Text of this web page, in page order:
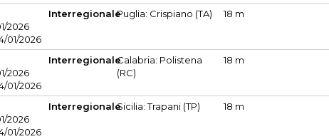
2026
01/2026
InterregionalePuglia: Crispiano (TA) 18 m
2026
01/2026
InterregionaleCalabria: Polistena
(RC)
18 m
2026
01/2026
InterregionaleSicilia: Trapani (TP) 18 m